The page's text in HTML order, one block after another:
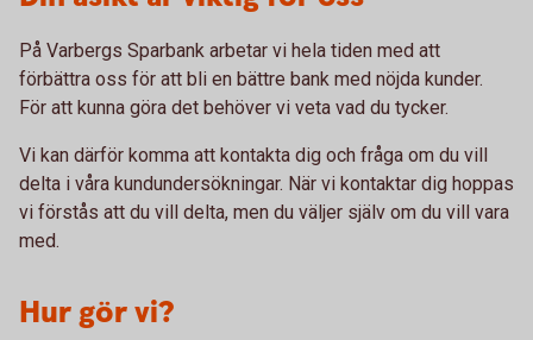
På Varbergs Sparbank arbetar vi hela tiden med att
förbättra oss för att bli en bättre bank med nöjda kunder.
För att kunna göra det behöver vi veta vad du tycker.
Vi kan därför komma att kontakta dig och fråga om du vill
delta i våra kundundersökningar. När vi kontaktar dig hoppas
vi förstås att du vill delta, men du väljer själv om du vill vara
med.
Hur gör vi?